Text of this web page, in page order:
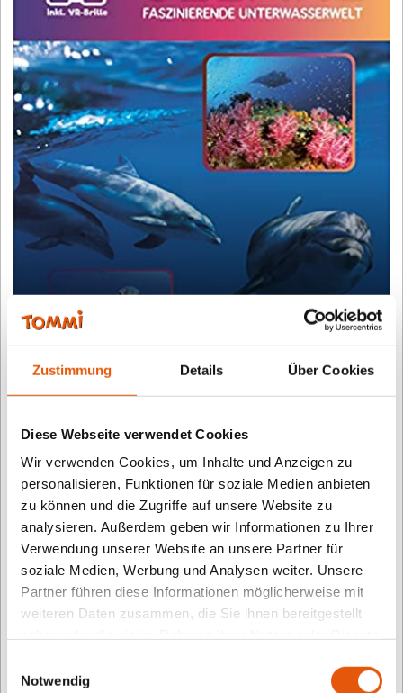
Zustimmung Details Über Cookies
Diese Webseite verwendet Cookies
Wir verwenden Cookies, um Inhalte und Anzeigen zu
personalisieren, Funktionen für soziale Medien anbieten
zu können und die Zugriffe auf unsere Website zu
analysieren. Außerdem geben wir Informationen zu Ihrer
Verwendung unserer Website an unsere Partner für
soziale Medien, Werbung und Analysen weiter. Unsere
Partner führen diese Informationen möglicherweise mit
weiteren Daten zusammen, die Sie ihnen bereitgestellt
Notwendig
PLATZ 2 – BUCH MIT VR:
Ozeane (Carlsen Verlag)
24. Oktober 2021